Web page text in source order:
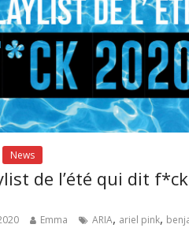
News
de l’été qui dit
Emma ARIA, ariel pink,